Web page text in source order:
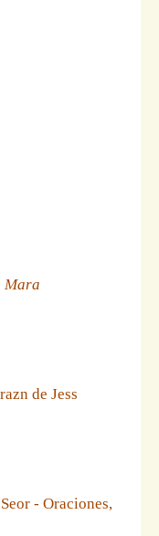
Mara
de Jess
- Oraciones,